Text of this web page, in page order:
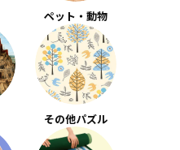
ペット・動物
その他パズル